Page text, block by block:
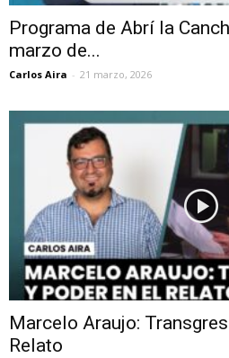
Programa de Abrí la
marzo de...
Carlos Aira - 21 marzo, 2026
Marcelo Araujo:
Relato